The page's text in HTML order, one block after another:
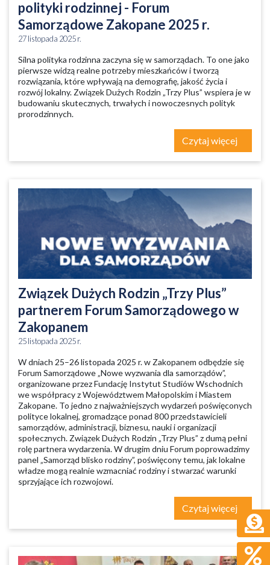
polityki rodzinnej - Forum
Samorządowe Zakopane 2025 r.
27 listopada 2025 r.
Silna polityka rodzinna zaczyna się w samorządach. To one jako
pierwsze widzą realne potrzeby mieszkańców i tworzą
rozwiązania, które wpływają na demografię, jakość życia i
rozwój lokalny. Związek Dużych Rodzin „Trzy Plus” wspiera je w
budowaniu skutecznych, trwałych i nowoczesnych polityk
prorodzinnych.
Czytaj więcej
Związek Dużych Rodzin „Trzy Plus”
partnerem Forum Samorządowego w
Zakopanem
25 listopada 2025 r.
W dniach 25–26 listopada 2025 r. w Zakopanem odbędzie się
Forum Samorządowe „Nowe wyzwania dla samorządów”,
organizowane przez Fundację Instytut Studiów Wschodnich
we współpracy z Województwem Małopolskim i Miastem
Zakopane. To jedno z najważniejszych wydarzeń poświęconych
polityce lokalnej, gromadzące ponad 800 przedstawicieli
samorządów, administracji, biznesu, nauki i organizacji
społecznych. Związek Dużych Rodzin „Trzy Plus” z dumą pełni
rolę partnera wydarzenia. W drugim dniu Forum poprowadzimy
panel „Samorząd blisko rodziny”, poświęcony temu, jak lokalne
władze mogą realnie wzmacniać rodziny i stwarzać warunki
sprzyjające ich rozwojowi.
Czytaj więcej